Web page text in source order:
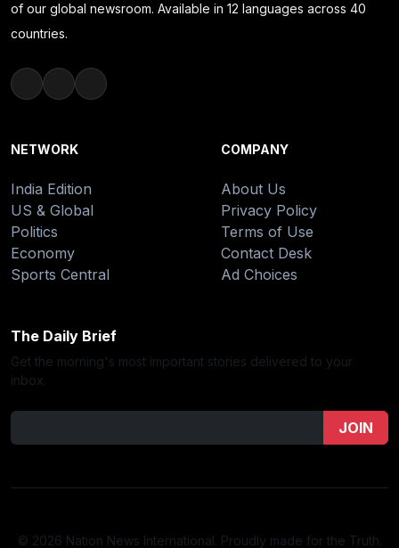
of our global newsroom. Available in 12 languages across 40
countries.
NETWORK
India Edition
US & Global
Politics
Economy
Sports Central
COMPANY
About Us
Privacy Policy
Terms of Use
Contact Desk
Ad Choices
The Daily Brief
Get the morning's most important stories delivered to your
inbox.
JOIN
© 2026 Nation News International. Proudly made for the Truth.